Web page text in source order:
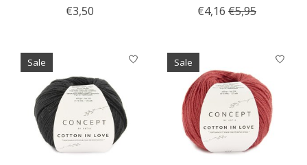
€3,50
€4,16 €5,95
Sale Sale